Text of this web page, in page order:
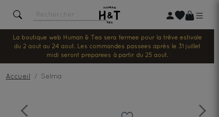
La boutique web Human & Tea sera fermée pour la trêve estivale
du 2 août au 24 août. Les commandes passées après le 31 juillet
midi seront préparées à partir du 25 août.
Accueil Selma
Previous Next